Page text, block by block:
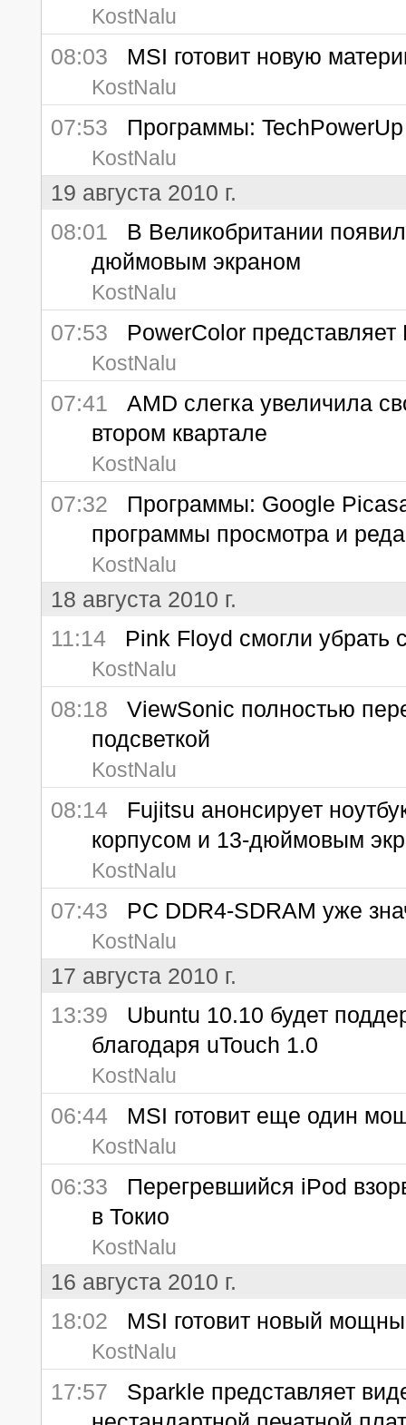
KostNalu
08:03 MSI готовит новую
KostNalu
07:53 Программы:
KostNalu
19 августа 2010 г.
08:01 В Великобритании
дюймовым экраном
KostNalu
07:53 PowerColor
KostNalu
07:41 AMD слегка увеличила
втором квартале
KostNalu
07:32 Программы: Google
программы просмотра и
KostNalu
18 августа 2010 г.
11:14 Pink Floyd смогли убрать
KostNalu
08:18 ViewSonic полностью
подсветкой
KostNalu
08:14 Fujitsu анонсирует
корпусом и 13-дюймовым
KostNalu
07:43 PC DDR4-SDRAM уже
KostNalu
17 августа 2010 г.
13:39 Ubuntu 10.10 будет
благодаря uTouch 1.0
KostNalu
06:44 MSI готовит еще один
KostNalu
06:33 Перегревшийся iPod
в Токио
KostNalu
16 августа 2010 г.
18:02 MSI готовит новый
KostNalu
17:57 Sparkle представляет